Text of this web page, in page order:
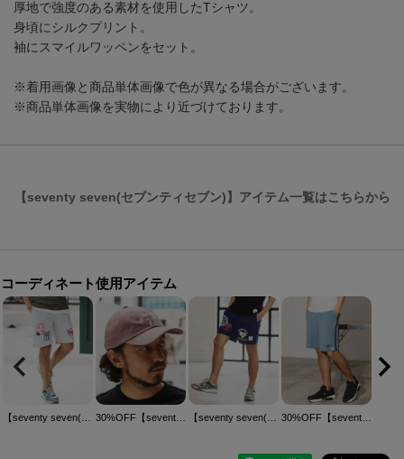
厚地で強度のある素材を使用したTシャツ。
身頃にシルクプリント。
袖にスマイルワッペンをセット。
※着用画像と商品単体画像で色が異なる場合がございます。
※商品単体画像を実物により近づけております。
【seventy seven(セブンティセブン)】アイテム一覧はこちらから
コーディネート使用アイテム